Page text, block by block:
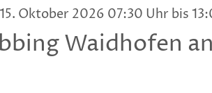
Oktober 2026 07:30 Uhr bis
Waidhofen